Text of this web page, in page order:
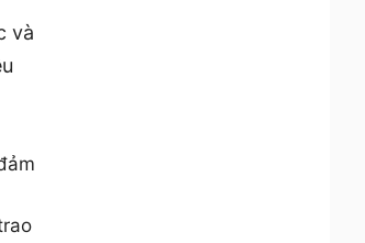
và